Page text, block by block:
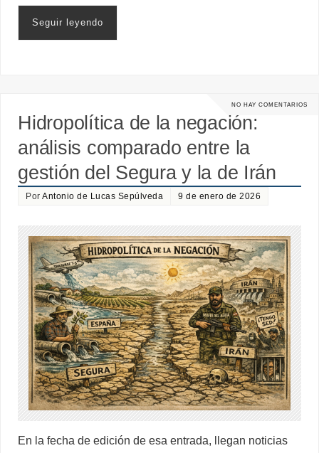
Seguir leyendo
NO HAY COMENTARIOS
Hidropolítica de la negación:
análisis comparado entre la
gestión del Segura y la de Irán
PorAntonio de Lucas Sepúlveda 9 de enero de 2026
En la fecha de edición de esa entrada, llegan noticias